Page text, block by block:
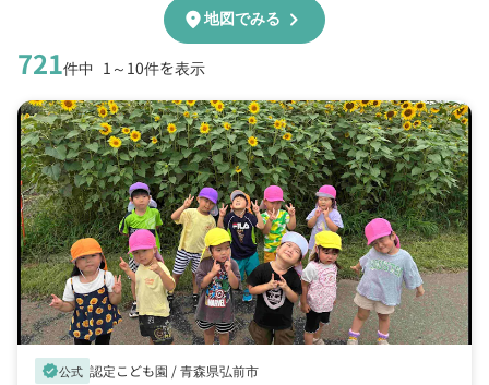
721件中 1～10件を表示
location_on地図でみる chevron_right
verified公式 認定こども園 /青森県弘前市